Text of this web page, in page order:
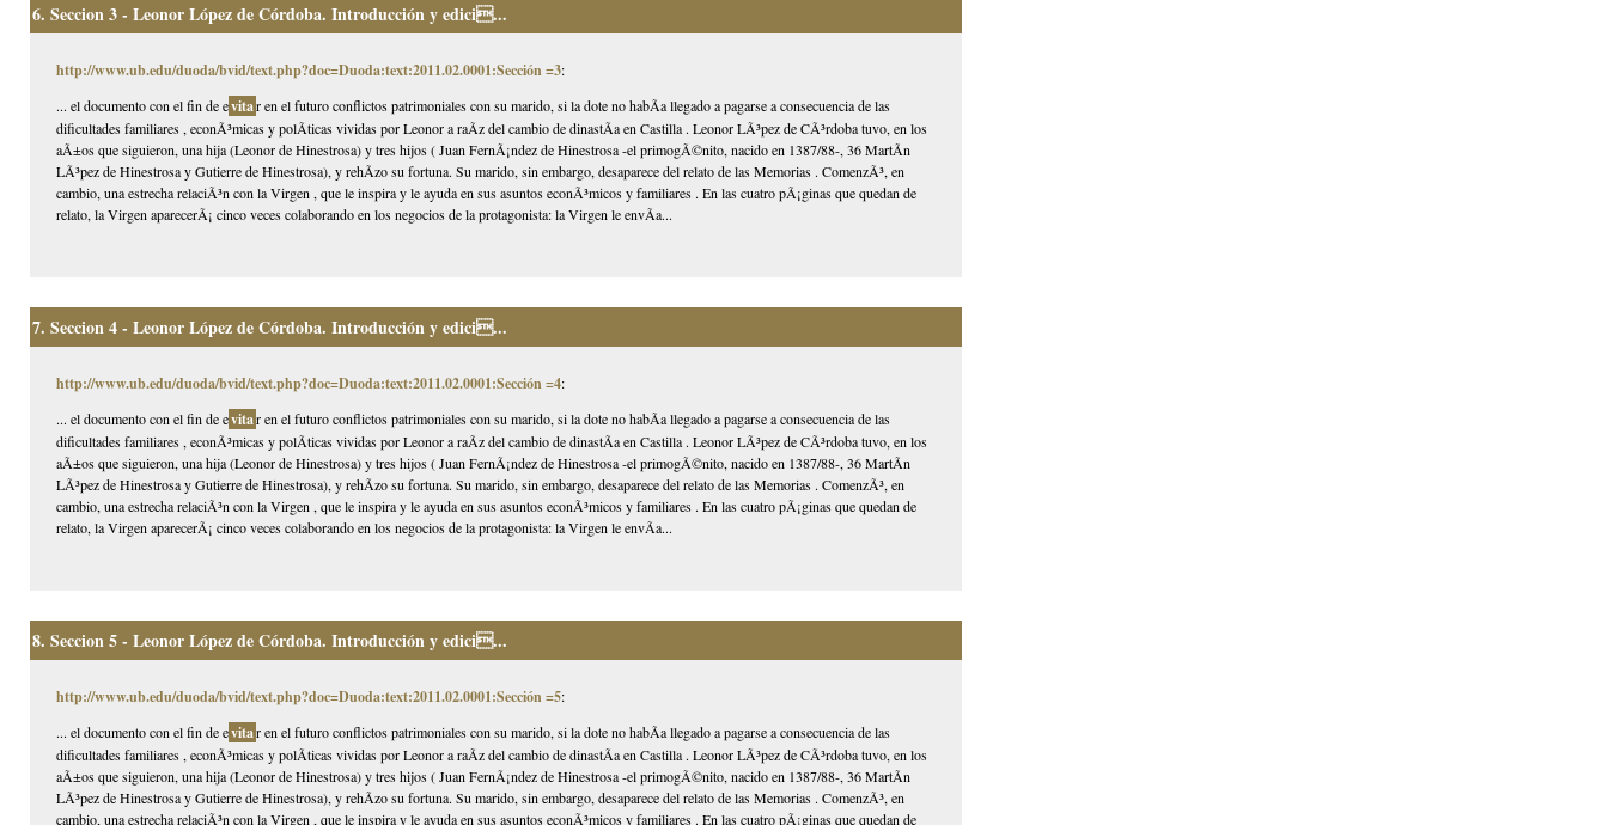
6. Seccion 3 - Leonor López de Córdoba. Introducción y edici...
http://www.ub.edu/duoda/bvid/text.php?doc=Duoda:text:2011.02.0001:Sección =3:
... el documento con el fin de evitar en el futuro conflictos patrimoniales con su marido, si la dote no habÃ­a llegado a pagarse a consecuencia de las
dificultades familiares , econÃ³micas y polÃ­ticas vividas por Leonor a raÃ­z del cambio de dinastÃ­a en Castilla . Leonor LÃ³pez de CÃ³rdoba tuvo, en los
aÃ±os que siguieron, una hija (Leonor de Hinestrosa) y tres hijos ( Juan FernÃ¡ndez de Hinestrosa -el primogÃ©nito, nacido en 1387/88-, 36 MartÃ­n
LÃ³pez de Hinestrosa y Gutierre de Hinestrosa), y rehÃ­zo su fortuna. Su marido, sin embargo, desaparece del relato de las Memorias . ComenzÃ³, en
cambio, una estrecha relaciÃ³n con la Virgen , que le inspira y le ayuda en sus asuntos econÃ³micos y familiares . En las cuatro pÃ¡ginas que quedan de
relato, la Virgen aparecerÃ¡ cinco veces colaborando en los negocios de la protagonista: la Virgen le envÃ­a...
7. Seccion 4 - Leonor López de Córdoba. Introducción y edici...
http://www.ub.edu/duoda/bvid/text.php?doc=Duoda:text:2011.02.0001:Sección =4:
... el documento con el fin de evitar en el futuro conflictos patrimoniales con su marido, si la dote no habÃ­a llegado a pagarse a consecuencia de las
dificultades familiares , econÃ³micas y polÃ­ticas vividas por Leonor a raÃ­z del cambio de dinastÃ­a en Castilla . Leonor LÃ³pez de CÃ³rdoba tuvo, en los
aÃ±os que siguieron, una hija (Leonor de Hinestrosa) y tres hijos ( Juan FernÃ¡ndez de Hinestrosa -el primogÃ©nito, nacido en 1387/88-, 36 MartÃ­n
LÃ³pez de Hinestrosa y Gutierre de Hinestrosa), y rehÃ­zo su fortuna. Su marido, sin embargo, desaparece del relato de las Memorias . ComenzÃ³, en
cambio, una estrecha relaciÃ³n con la Virgen , que le inspira y le ayuda en sus asuntos econÃ³micos y familiares . En las cuatro pÃ¡ginas que quedan de
relato, la Virgen aparecerÃ¡ cinco veces colaborando en los negocios de la protagonista: la Virgen le envÃ­a...
8. Seccion 5 - Leonor López de Córdoba. Introducción y edici...
http://www.ub.edu/duoda/bvid/text.php?doc=Duoda:text:2011.02.0001:Sección =5:
... el documento con el fin de evitar en el futuro conflictos patrimoniales con su marido, si la dote no habÃ­a llegado a pagarse a consecuencia de las
dificultades familiares , econÃ³micas y polÃ­ticas vividas por Leonor a raÃ­z del cambio de dinastÃ­a en Castilla . Leonor LÃ³pez de CÃ³rdoba tuvo, en los
aÃ±os que siguieron, una hija (Leonor de Hinestrosa) y tres hijos ( Juan FernÃ¡ndez de Hinestrosa -el primogÃ©nito, nacido en 1387/88-, 36 MartÃ­n
LÃ³pez de Hinestrosa y Gutierre de Hinestrosa), y rehÃ­zo su fortuna. Su marido, sin embargo, desaparece del relato de las Memorias . ComenzÃ³, en
cambio, una estrecha relaciÃ³n con la Virgen , que le inspira y le ayuda en sus asuntos econÃ³micos y familiares . En las cuatro pÃ¡ginas que quedan de